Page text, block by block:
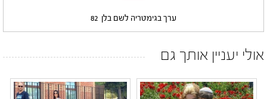
ערך בגימטריה לשם בלן 82
אולי יעניין אותך גם